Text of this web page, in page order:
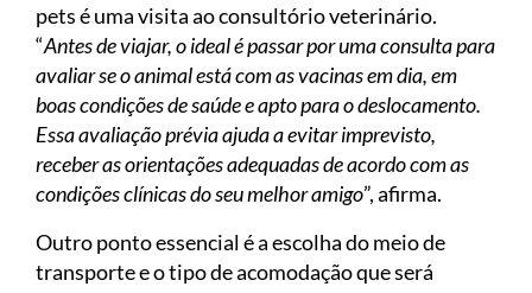
pets é uma visita ao consultório veterinário.
“Antes de viajar, o ideal é passar por uma consulta para
avaliar se o animal está com as vacinas em dia, em
boas condições de saúde e apto para o deslocamento.
Essa avaliação prévia ajuda a evitar imprevisto,
receber as orientações adequadas de acordo com as
condições clínicas do seu melhor amigo”, afirma.
Outro ponto essencial é a escolha do meio de
transporte e o tipo de acomodação que será